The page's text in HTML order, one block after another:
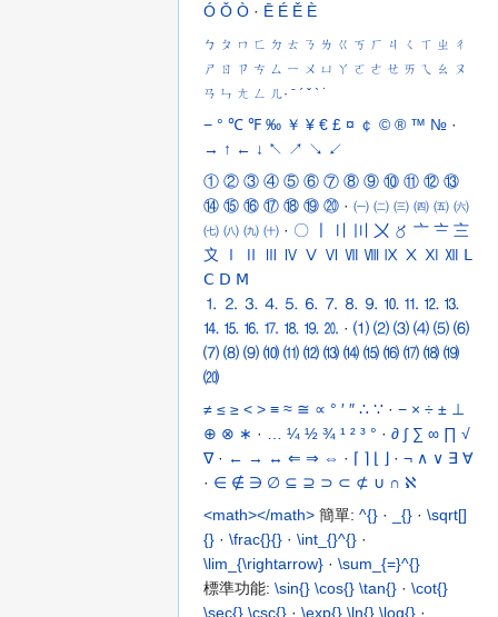
Ó Ǒ Ò · Ē É Ě È
ㄅ ㄆ ㄇ ㄈ ㄉ ㄊ ㄋ ㄌ ㄍ ㄎ ㄏ ㄐ ㄑ ㄒ ㄓ ㄔ
ㄕ ㄖ ㄗ ㄘ ㄙ ㄧ ㄨ ㄩ ㄚ ㄛ ㄜ ㄝ ㄞ ㄟ ㄠ
ㄡ
ㄢ ㄣ ㄤ ㄥ ㄦ· ˉ ˊ ˇ ˋ ˙
− ° ℃ ℉ ‰ ￥ ¥ € £ ¤ ￠ © ® ™ № ·
→ ↑ ← ↓ ↖ ↗ ↘ ↙
① ② ③ ④ ⑤ ⑥ ⑦ ⑧ ⑨ ⑩ ⑪ ⑫ ⑬
⑭ ⑮ ⑯ ⑰ ⑱ ⑲ ⑳ · ㈠ ㈡ ㈢ ㈣ ㈤ ㈥
㈦ ㈧ ㈨ ㈩ · 〇 〢 〣 〤 〥 〦 〧 〨
〩
Ⅰ Ⅱ Ⅲ Ⅳ Ⅴ Ⅵ Ⅶ Ⅷ Ⅸ Ⅹ Ⅺ Ⅻ Ⅼ
Ⅽ Ⅾ Ⅿ
⒈ ⒉ ⒊ ⒋ ⒌ ⒍ ⒎ ⒏ ⒐ ⒑ ⒒ ⒓ ⒔
⒕ ⒖ ⒗ ⒘ ⒙ ⒚ ⒛ · ⑴ ⑵ ⑶ ⑷ ⑸ ⑹
⑺ ⑻ ⑼ ⑽ ⑾ ⑿ ⒀ ⒁ ⒂ ⒃ ⒄ ⒅ ⒆
⒇
≠ ≤ ≥ < > ≡ ≈ ≅ ∝ ° ′ ″ ∴ ∵ · − × ÷ ± ⊥
⊕ ⊗ ∗ · ¼ ½ ¾ ¹ ² ³ ° · ∂ ∫ ∑ ∞ ∏ √
∇· ← → ↔ ⇐ ⇒ ⇔ · ⌈ ⌉ ⌊ ⌋ · ¬ ∧ ∨ ∃ ∀
· ∈ ∉ ∋ ∅ ⊆ ⊇ ⊃ ⊂ ⊄ ∪ ∩ ℵ
<math></math> 簡單: ^{} · _{} · \sqrt[]
{} · \frac{}{} · \int_{}^{} ·
\lim_{\rightarrow} · \sum_{=}^{}
標準功能: \sin{} \cos{} \tan{} · \cot{}
\sec{} \csc{} · \exp{} \ln{} \log{} ·